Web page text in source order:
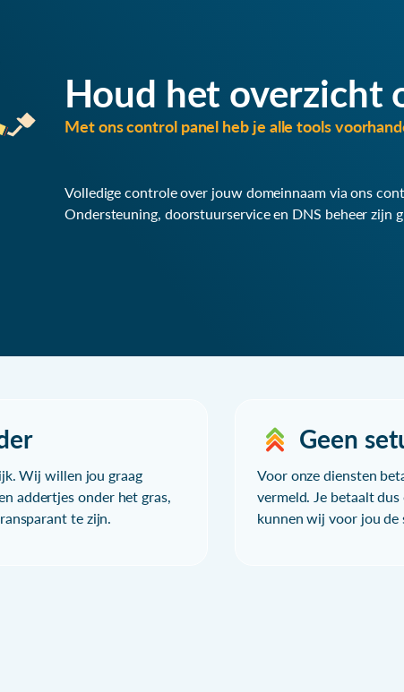
Houd het overzicht
Met ons control panel heb je alle tools
Volledige controle over jouw domeinnaam via ons
Ondersteuning, doorstuurservice en DNS beheer zijn
Wij willen jou graag
addertjes onder het gras,
te zijn.
Geen
Voor onze diensten
vermeld. Je betaalt
kunnen wij voor jou de